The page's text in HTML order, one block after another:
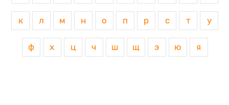
к л м н о п р с т у
ф х ц ч ш щ э ю я